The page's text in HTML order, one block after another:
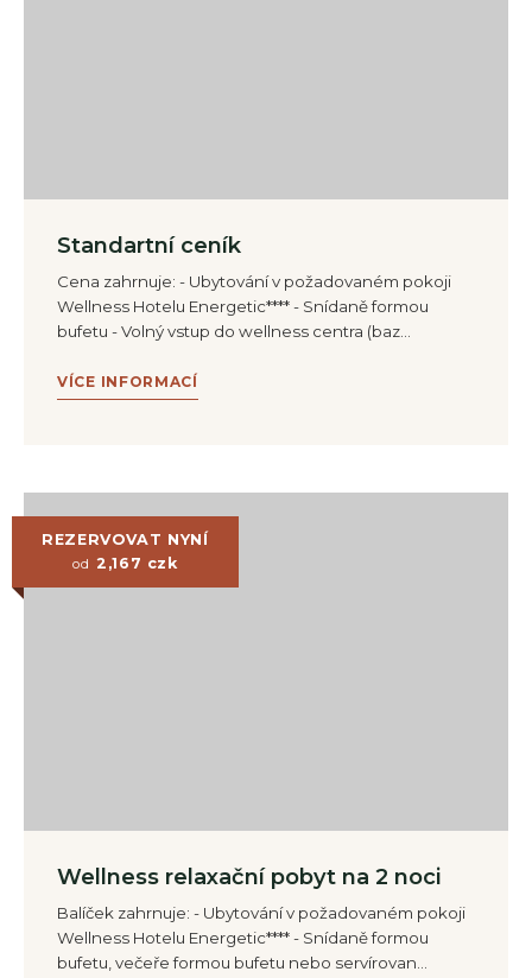
Standartní ceník
Cena zahrnuje: - Ubytování v požadovaném pokoji
Wellness Hotelu Energetic**** - Snídaně formou
bufetu - Volný vstup do wellness centra (baz…
VÍCE INFORMACÍ
REZERVOVAT NYNÍ
od 2,167 czk
Wellness relaxační pobyt na 2 noci
Balíček zahrnuje: - Ubytování v požadovaném pokoji
Wellness Hotelu Energetic**** - Snídaně formou
bufetu, večeře formou bufetu nebo servírovan…